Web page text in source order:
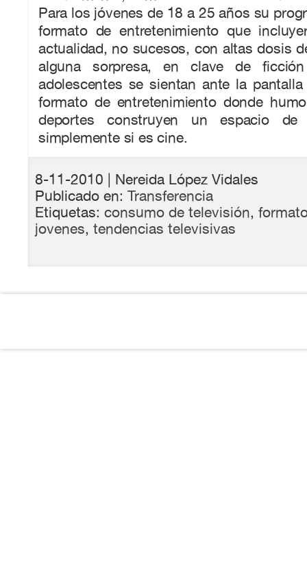
Para los jóvenes de 18 a 25 años su
formato de entretenimiento que
actualidad, no sucesos, con altas dosis
alguna sorpresa, en clave de
adolescentes se sientan ante la
formato de entretenimiento donde
deportes construyen un espacio
simplemente si es cine.
8-11-2010 | Nereida López Vidales
Publicado en: Transferencia
Etiquetas: consumo de televisión,
jovenes, tendencias televisivas